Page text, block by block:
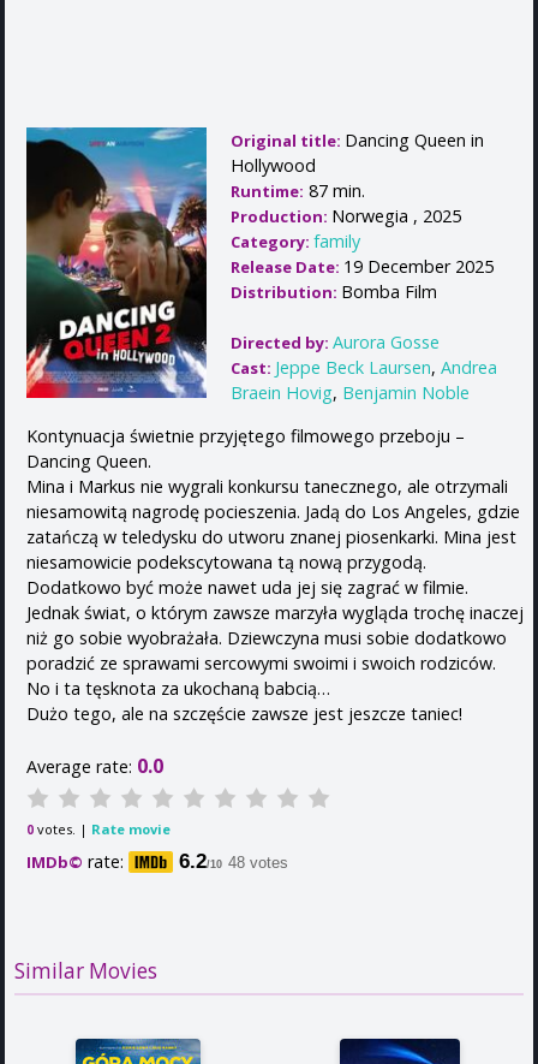
Original title: Dancing Queen in
Hollywood
Runtime: 87 min.
Production: Norwegia , 2025
Category: family
Release Date: 19 December 2025
Distribution: Bomba Film
Directed by: Aurora Gosse
Cast: Jeppe Beck Laursen, Andrea
Braein Hovig, Benjamin Noble
Kontynuacja świetnie przyjętego filmowego przeboju –
Dancing Queen.
Mina i Markus nie wygrali konkursu tanecznego, ale otrzymali
niesamowitą nagrodę pocieszenia. Jadą do Los Angeles, gdzie
zatańczą w teledysku do utworu znanej piosenkarki. Mina jest
niesamowicie podekscytowana tą nową przygodą.
Dodatkowo być może nawet uda jej się zagrać w filmie.
Jednak świat, o którym zawsze marzyła wygląda trochę inaczej
niż go sobie wyobrażała. Dziewczyna musi sobie dodatkowo
poradzić ze sprawami sercowymi swoimi i swoich rodziców.
No i ta tęsknota za ukochaną babcią…
Dużo tego, ale na szczęście zawsze jest jeszcze taniec!
Average rate: 0.0
0 votes. | Rate movie
IMDb© rate: 6.2/10 48 votes
Similar Movies